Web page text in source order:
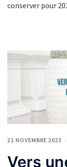
conserver pour
21 NOVEMBRE 2023
Vers